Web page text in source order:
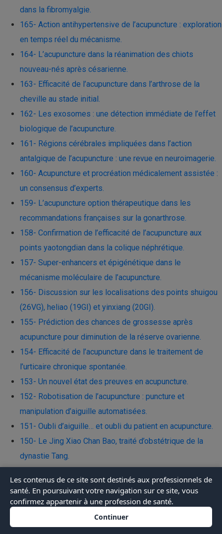
dans la fibromyalgie.
165- Action antihypertensive de l’acupuncture : exploration
en temps réel du mécanisme.
164- L’acupuncture dans la réanimation des chiots
nouveau-nés après césarienne.
163- Efficacité de l’acupuncture dans l’arthrose de la
cheville au stade initial.
162- Les exosomes : une détection immédiate de l’effet
biologique de l’acupuncture.
161- Régions cérébrales impliquées dans l’action
antalgique de l’acupuncture : une revue en neuroimagerie.
160- Acupuncture et procréation médicalement assistée :
un consensus d’experts.
159- L’acupuncture option thérapeutique dans les
recommandations françaises sur la gonarthrose.
158- Confirmation de l’efficacité de l’acupuncture aux
points yaotongdian dans la colique néphrétique.
157- Super-enhancers et épigénétique dans le
mécanisme moléculaire de l’acupuncture.
156- Discussion sur les localisations des points shuigou
(26VG), heliao (19GI) et yinxiang (20GI)​.
155- Prédiction des chances de grossesse après
acupuncture pour diminution de la réserve ovarienne.
154- Efficacité de l’acupuncture dans le traitement de
l’urticaire chronique spontanée.
153- Un nouvel état des preuves en acupuncture.
152- Robotisation de l’acupuncture : puncture et
manipulation d’aiguille automatisées.
151- Oubli d’aiguille… et oubli du patient en acupuncture.
150- Le Jing Xiao Chan Bao, traité d’obstétrique de la
dynastie Tang.
névralgie du trijumeau.
148- Action différentielle de l’acupuncture manuelle et de
l’électroacupuncture dans le traitement du syndrome des
ovaires polykystiques.
Les contenus de ce site sont destinés aux professionnels de
santé. En poursuivant votre navigation sur ce site, vous
confirmez appartenir à une profession de santé.
Continuer